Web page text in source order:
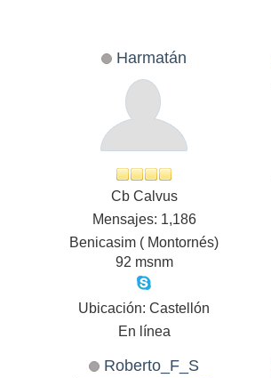
Harmatán
Cb Calvus
Mensajes: 1,186
Benicasim ( Montornés)
92 msnm
Ubicación: Castellón
En línea
Roberto_F_S